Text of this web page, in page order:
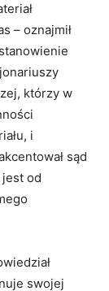
– oznajmił
którzy w
i
sąd
od
swojej